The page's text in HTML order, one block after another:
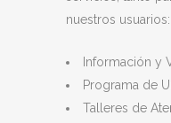
nuestros usuarios:
Información y
Programa de
Talleres de